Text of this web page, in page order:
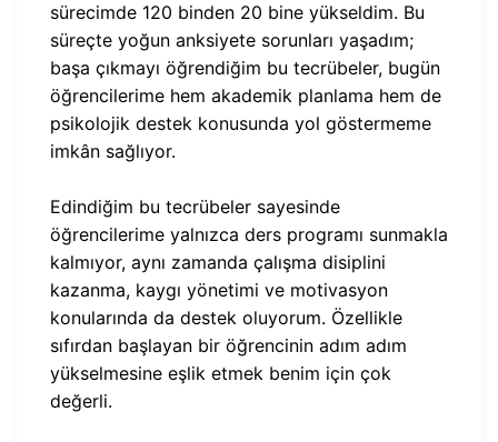
sürecimde 120 binden 20 bine yükseldim. Bu
süreçte yoğun anksiyete sorunları yaşadım;
başa çıkmayı öğrendiğim bu tecrübeler, bugün
öğrencilerime hem akademik planlama hem de
psikolojik destek konusunda yol göstermeme
imkân sağlıyor.
Edindiğim bu tecrübeler sayesinde
öğrencilerime yalnızca ders programı sunmakla
kalmıyor, aynı zamanda çalışma disiplini
kazanma, kaygı yönetimi ve motivasyon
konularında da destek oluyorum. Özellikle
sıfırdan başlayan bir öğrencinin adım adım
yükselmesine eşlik etmek benim için çok
değerli.